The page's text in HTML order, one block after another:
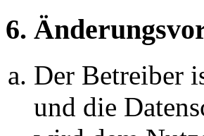
6.
Der Betreiber
und die